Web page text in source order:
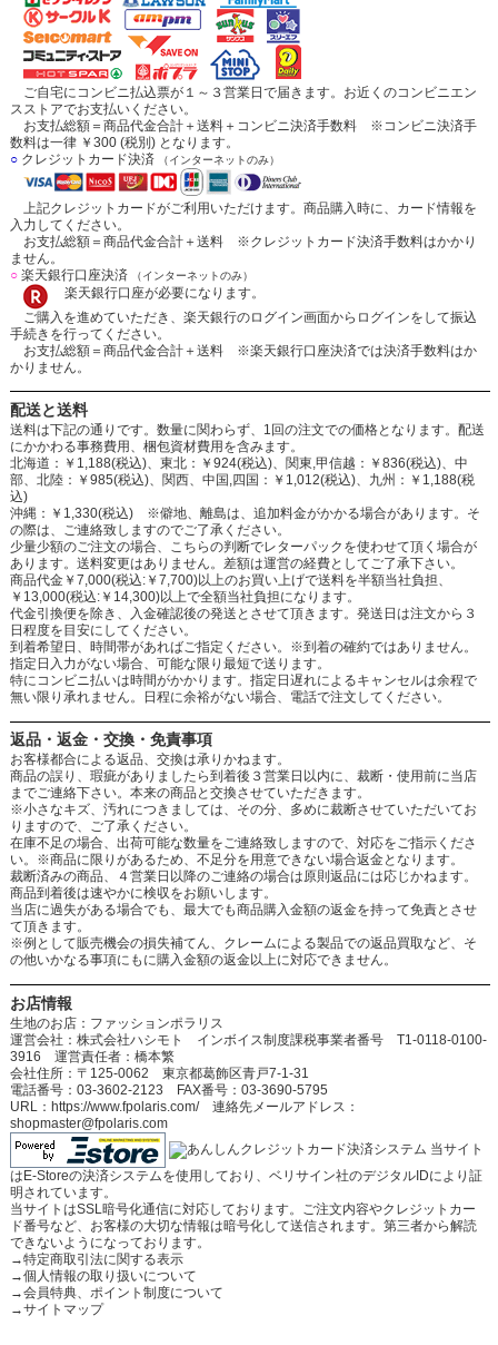
ご自宅にコンビニ払込票が１～３営業日で届きます。お近くのコンビニエン
スストアでお支払いください。
お支払総額＝商品代金合計＋送料＋コンビニ決済手数料 ※コンビニ決済手
数料は一律 ￥300 (税別) となります。
○クレジットカード決済 （インターネットのみ）
上記クレジットカードがご利用いただけます。商品購入時に、カード情報を
入力してください。
お支払総額＝商品代金合計＋送料 ※クレジットカード決済手数料はかかり
ません。
○楽天銀行口座決済 （インターネットのみ）
楽天銀行口座が必要になります。
ご購入を進めていただき、楽天銀行のログイン画面からログインをして振込
手続きを行ってください。
お支払総額＝商品代金合計＋送料 ※楽天銀行口座決済では決済手数料はか
かりません。
配送と送料
送料は下記の通りです。数量に関わらず、1回の注文での価格となります。配送
にかかわる事務費用、梱包資材費用を含みます。
北海道：￥1,188(税込)、東北：￥924(税込)、関東,甲信越：￥836(税込)、中
部、北陸：￥985(税込)、関西、中国,四国：￥1,012(税込)、九州：￥1,188(税
込)
沖縄：￥1,330(税込) ※僻地、離島は、追加料金がかかる場合があります。そ
の際は、ご連絡致しますのでご了承ください。
少量少額のご注文の場合、こちらの判断でレターパックを使わせて頂く場合が
あります。送料変更はありません。差額は運営の経費としてご了承下さい。
商品代金￥7,000(税込:￥7,700)以上のお買い上げで送料を半額当社負担、
￥13,000(税込:￥14,300)以上で全額当社負担になります。
代金引換便を除き、入金確認後の発送とさせて頂きます。発送日は注文から３
日程度を目安にしてください。
到着希望日、時間帯があればご指定ください。※到着の確約ではありません。
指定日入力がない場合、可能な限り最短で送ります。
特にコンビニ払いは時間がかかります。指定日遅れによるキャンセルは余程で
無い限り承れません。日程に余裕がない場合、電話で注文してください。
返品・返金・交換・免責事項
お客様都合による返品、交換は承りかねます。
商品の誤り、瑕疵がありましたら到着後３営業日以内に、裁断・使用前に当店
までご連絡下さい。本来の商品と交換させていただきます。
※小さなキズ、汚れにつきましては、その分、多めに裁断させていただいてお
りますので、ご了承ください。
在庫不足の場合、出荷可能な数量をご連絡致しますので、対応をご指示くださ
い。※商品に限りがあるため、不足分を用意できない場合返金となります。
裁断済みの商品、４営業日以降のご連絡の場合は原則返品には応じかねます。
商品到着後は速やかに検収をお願いします。
当店に過失がある場合でも、最大でも商品購入金額の返金を持って免責とさせ
て頂きます。
※例として販売機会の損失補てん、クレームによる製品での返品買取など、そ
の他いかなる事項にもに購入金額の返金以上に対応できません。
お店情報
生地のお店：ファッションポラリス
運営会社：株式会社ハシモト インボイス制度課税事業者番号 T1-0118-0100-
3916 運営責任者：橋本繁
会社住所：〒125-0062 東京都葛飾区青戸7-1-31
電話番号：03-3602-2123 FAX番号：03-3690-5795
URL：https://www.fpolaris.com/ 連絡先メールアドレス：
shopmaster@fpolaris.com
当サイト
はE-Storeの決済システムを使用しており、ベリサイン社のデジタルIDにより証
明されています。
当サイトはSSL暗号化通信に対応しております。ご注文内容やクレジットカー
ド番号など、お客様の大切な情報は暗号化して送信されます。第三者から解読
できないようになっております。
→特定商取引法に関する表示
→個人情報の取り扱いについて
→会員特典、ポイント制度について
→サイトマップ